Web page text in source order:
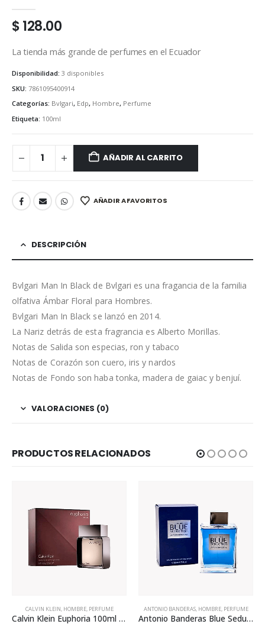
$128.00
La tienda más grande de perfumes en el Ecuador
Disponibilidad: 3 disponibles
SKU: 7861095400914
Categorías: Bvlgari, Edp, Hombre, Perfume
Etiqueta: 100ml
AÑADIR AL CARRITO
AÑADIR A FAVORITOS
DESCRIPCIÓN
Bvlgari Man In Black de Bvlgari es una fragancia de la familia
olfativa Ámbar Floral para Hombres.
Bvlgari Man In Black se lanzó en 2014.
La Nariz detrás de esta fragrancia es Alberto Morillas.
Notas de Salida son especias, ron y tabaco
Notas de Corazón son cuero, iris y nardos
Notas de Fondo son haba tonka, madera de gaiac y benjuí.
VALORACIONES (0)
PRODUCTOS RELACIONADOS
CALVIN KLEIN HOMBRE, PERFUME
Calvin Klein Euphoria 100ml Para Hombre
ANTONIO BANDERAS, HOMBRE, PERFUME
Antonio Banderas Blue Seduction Edt 200ml Para Hombre